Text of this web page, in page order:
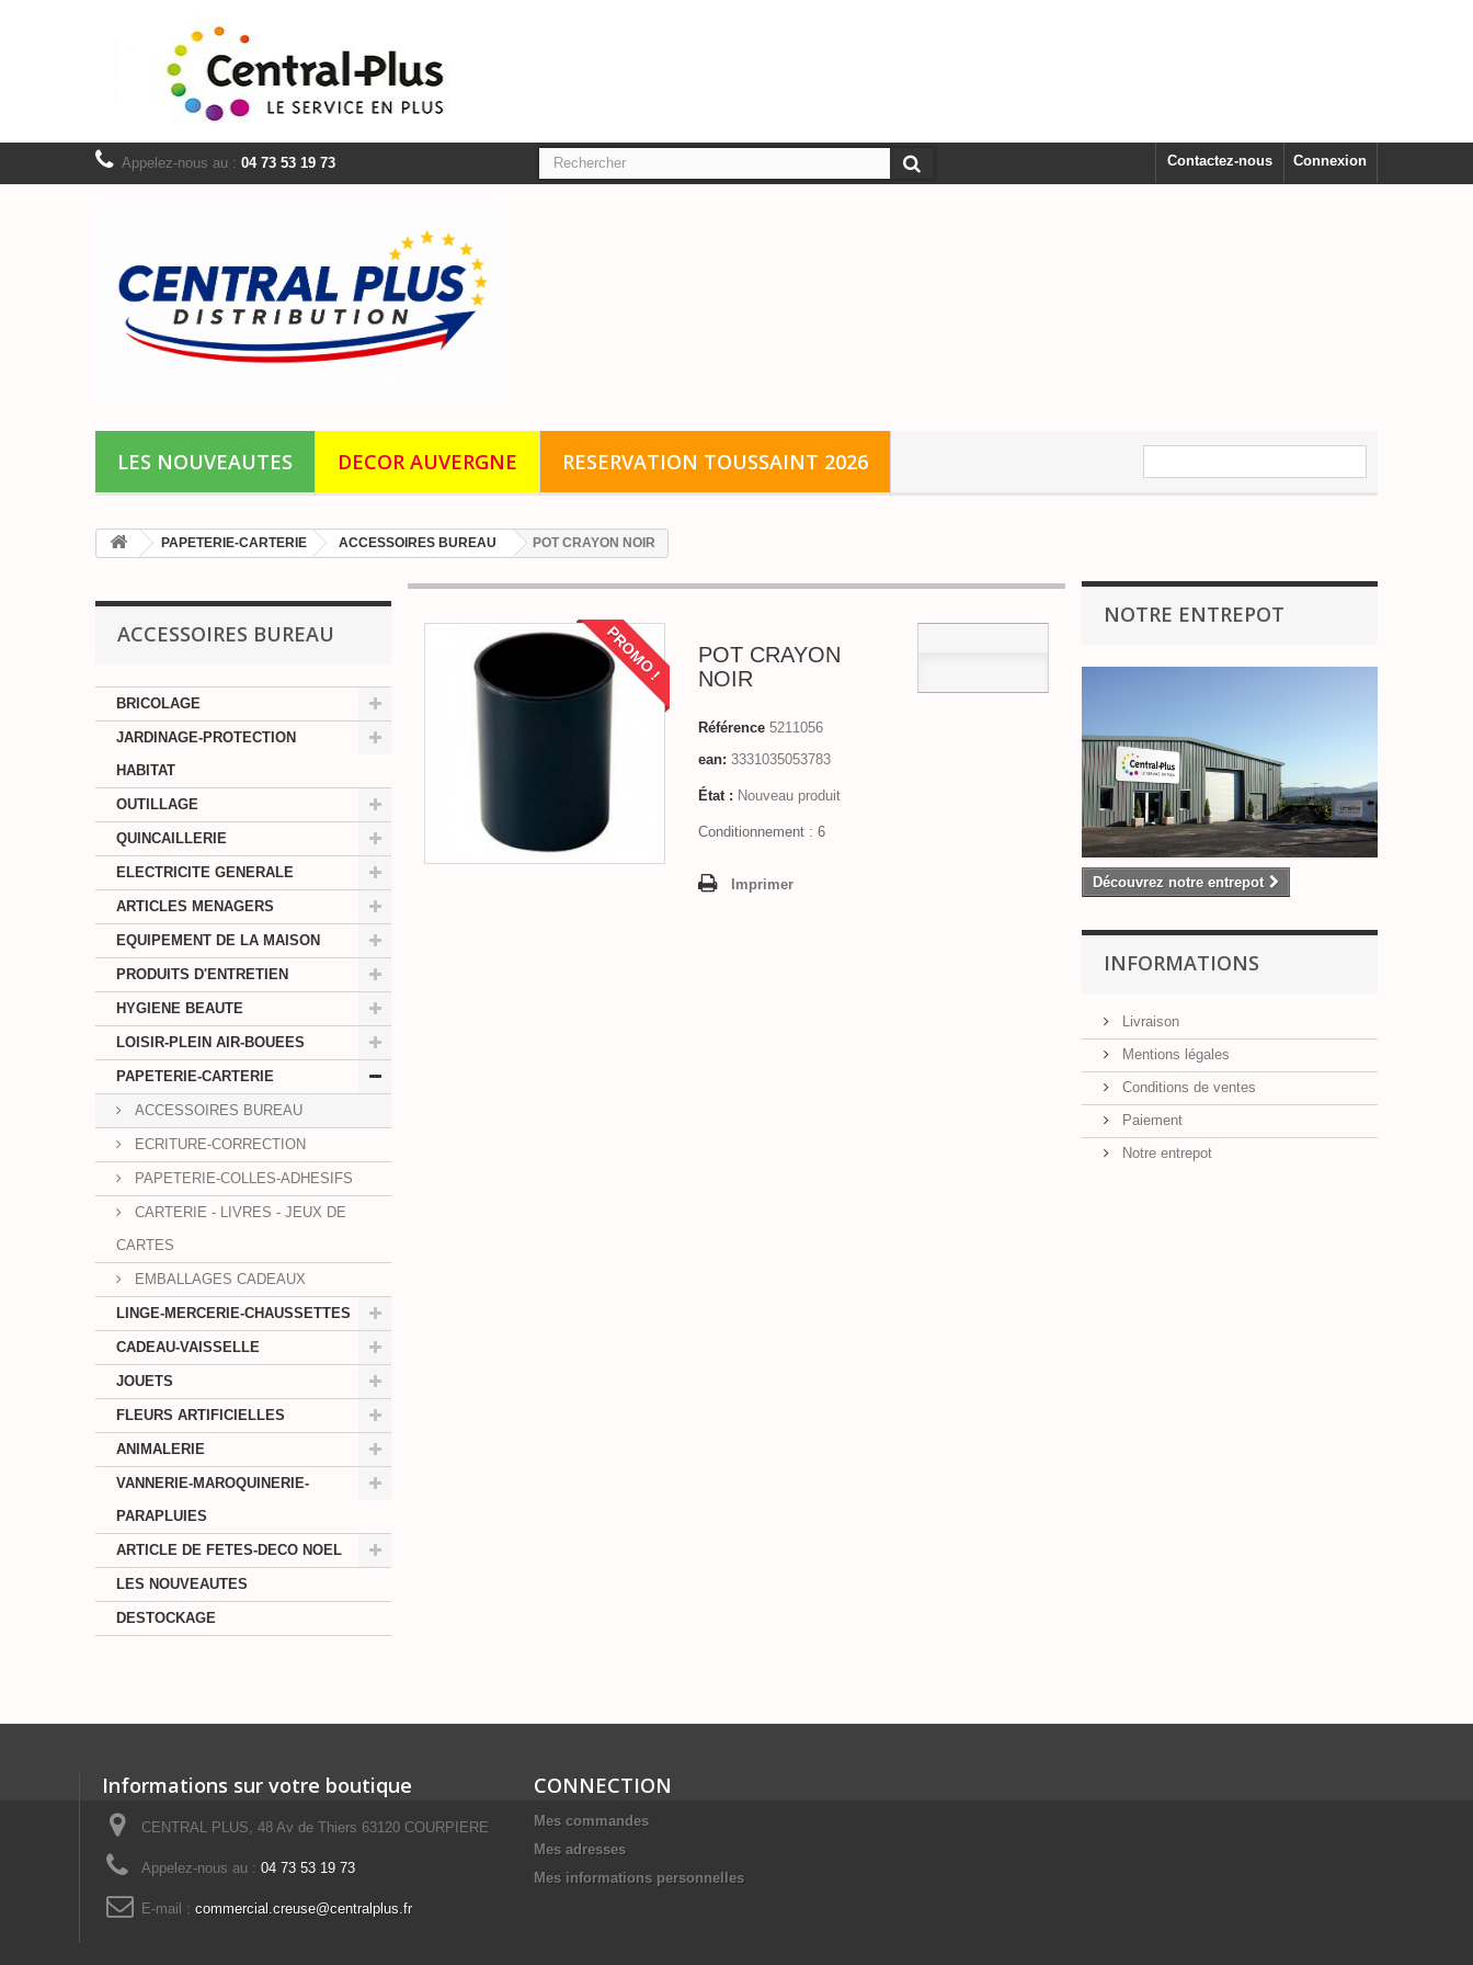
Connexion
Contactez-nous
Appelez-nous au : 04 73 53 19 73
LES NOUVEAUTES DECOR AUVERGNE RESERVATION TOUSSAINT 2026
PAPETERIE-CARTERIE ACCESSOIRES BUREAU POT CRAYON NOIR
ACCESSOIRES BUREAU
BRICOLAGE
JARDINAGE-PROTECTION
HABITAT
OUTILLAGE
QUINCAILLERIE
ELECTRICITE GENERALE
ARTICLES MENAGERS
EQUIPEMENT DE LA MAISON
PRODUITS D'ENTRETIEN
HYGIENE BEAUTE
LOISIR-PLEIN AIR-BOUEES
PAPETERIE-CARTERIE
ACCESSOIRES BUREAU
ECRITURE-CORRECTION
PAPETERIE-COLLES-ADHESIFS
CARTERIE - LIVRES - JEUX DE
CARTES
EMBALLAGES CADEAUX
LINGE-MERCERIE-CHAUSSETTES
CADEAU-VAISSELLE
JOUETS
FLEURS ARTIFICIELLES
ANIMALERIE
VANNERIE-MAROQUINERIE-
PARAPLUIES
ARTICLE DE FETES-DECO NOEL
LES NOUVEAUTES
DESTOCKAGE
PROMO !
POT CRAYON
NOIR
Référence 5211056
ean: 3331035053783
État : Nouveau produit
Conditionnement : 6
Imprimer
NOTRE ENTREPOT
Découvrez notre entrepot
INFORMATIONS
Livraison
Mentions légales
Conditions de ventes
Paiement
Notre entrepot
Informations sur votre boutique
CENTRAL PLUS, 48 Av de Thiers 63120 COURPIERE
Appelez-nous au : 04 73 53 19 73
E-mail : commercial.creuse@centralplus.fr
CONNECTION
Mes commandes
Mes adresses
Mes informations personnelles